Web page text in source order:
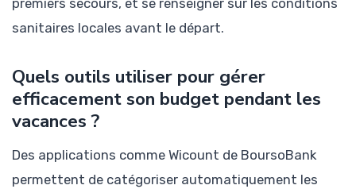
premiers secours, et se renseigner sur les conditions
sanitaires locales avant le départ.
Quels outils utiliser pour gérer
efficacement son budget pendant les
vacances ?
Des applications comme Wicount de BoursoBank
permettent de catégoriser automatiquement les